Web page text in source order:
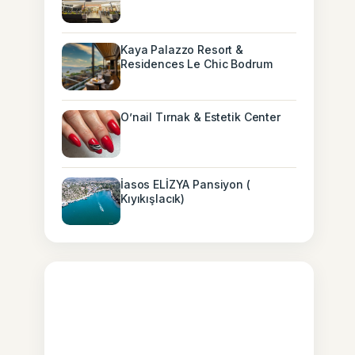
Kaya Palazzo Resort &
Residences Le Chic Bodrum
O’nail Tırnak & Estetik Center
İasos ELİZYA Pansiyon (
Kıyıkışlacık)